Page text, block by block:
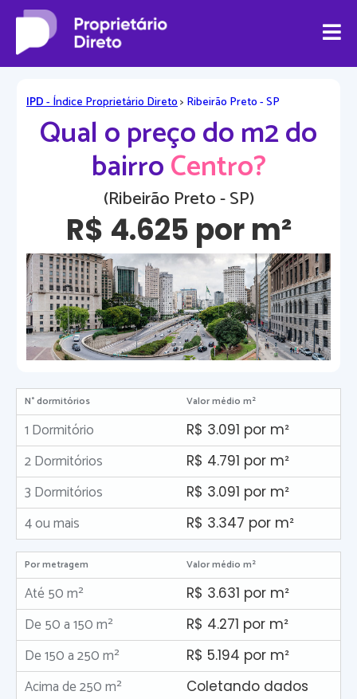
IPD- Índice Proprietário Direto> Ribeirão Preto - SP
Qual o preço do m2 do
bairroCentro?
(Ribeirão Preto - SP)
R$ 4.625 por m²
N° dormitórios Valor médio m²
1 Dormitório R$ 3.091 por m²
2 Dormitórios R$ 4.791 por m²
3 Dormitórios R$ 3.091 por m²
4 ou mais R$ 3.347 por m²
Por metragem Valor médio m²
Até 50 m² R$ 3.631 por m²
De 50 a 150 m² R$ 4.271 por m²
De 150 a 250 m² R$ 5.194 por m²
Acima de 250 m² Coletando dados